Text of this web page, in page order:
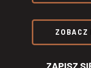
ZOBACZ
ZAPISZ